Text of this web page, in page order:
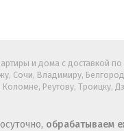
и дома с доставкой
Сочи, Владимиру,
Коломне, Реутову,
обрабатываем